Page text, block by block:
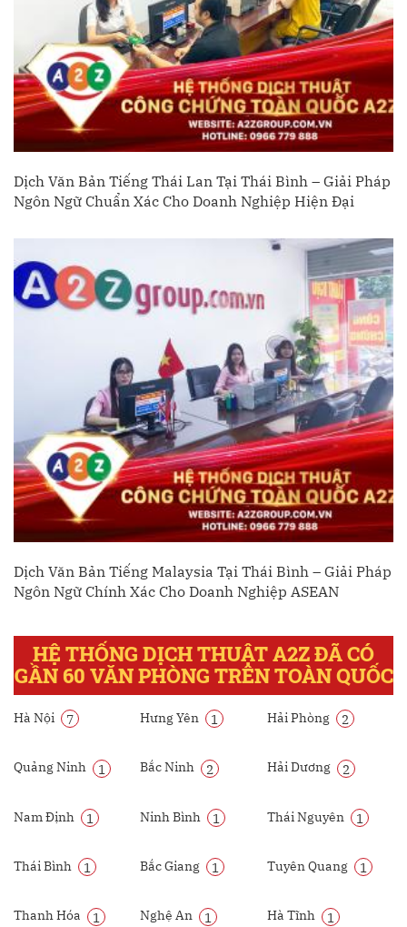
Dịch Văn Bản Tiếng Thái Lan Tại Thái Bình – Giải Pháp
Ngôn Ngữ Chuẩn Xác Cho Doanh Nghiệp Hiện Đại
Dịch Văn Bản Tiếng Malaysia Tại Thái Bình – Giải Pháp
Ngôn Ngữ Chính Xác Cho Doanh Nghiệp ASEAN
HỆ THỐNG DỊCH THUẬT A2Z ĐÃ CÓ
GẦN 60 VĂN PHÒNG TRÊN TOÀN QUỐC
Hà Nội 7 Hưng Yên 1 Hải Phòng 2
Quảng Ninh 1 Bắc Ninh 2 Hải Dương 2
Nam Định 1 Ninh Bình 1 Thái Nguyên 1
Thái Bình 1 Bắc Giang 1 Tuyên Quang 1
Thanh Hóa 1 Nghệ An 1 Hà Tĩnh 1